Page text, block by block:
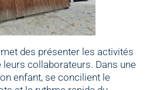
des présenter les activités
leurs collaborateurs. Dans une
enfant, se concilient le